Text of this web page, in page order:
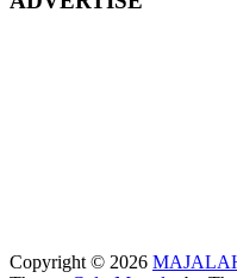
Copyright © 2026